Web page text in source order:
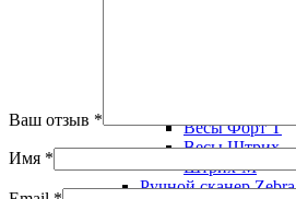
Весы Форт Т
Весы Штрих
Штрих-М
Ручной сканер Zebra
Ваш отзыв *
Имя *